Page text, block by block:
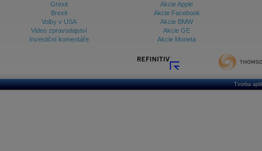
Archiv analýz - Makroukazatele
Cenové indexy
Cenový kalkulátor
Ceny průmyslových výrobců - Zpravodajství
CORPORATE WEB SOLUTION
Grexit
Brexit
Volby v USA
Video zpravodajství
Investiční komentáře
Akcie Apple
Akcie Facebook
Akcie BMW
Akcie GE
Akcie Moneta
Tvorba